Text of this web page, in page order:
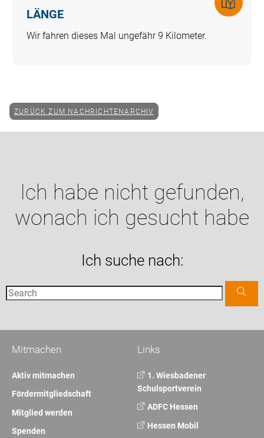
LÄNGE
Wir fahren dieses Mal ungefähr 9 Kilometer.
Icon
label
ZURÜCK ZUM NACHRICHTENARCHIV
Ich habe nicht gefunden,
wonach ich gesucht habe
Ich suche nach:
Links
1. Wiesbadener
Schulsportverein
ADFC Hessen
Hessen Mobil
Mitmachen
Aktiv mitmachen
Fördermitgliedschaft
Mitglied werden
Spenden